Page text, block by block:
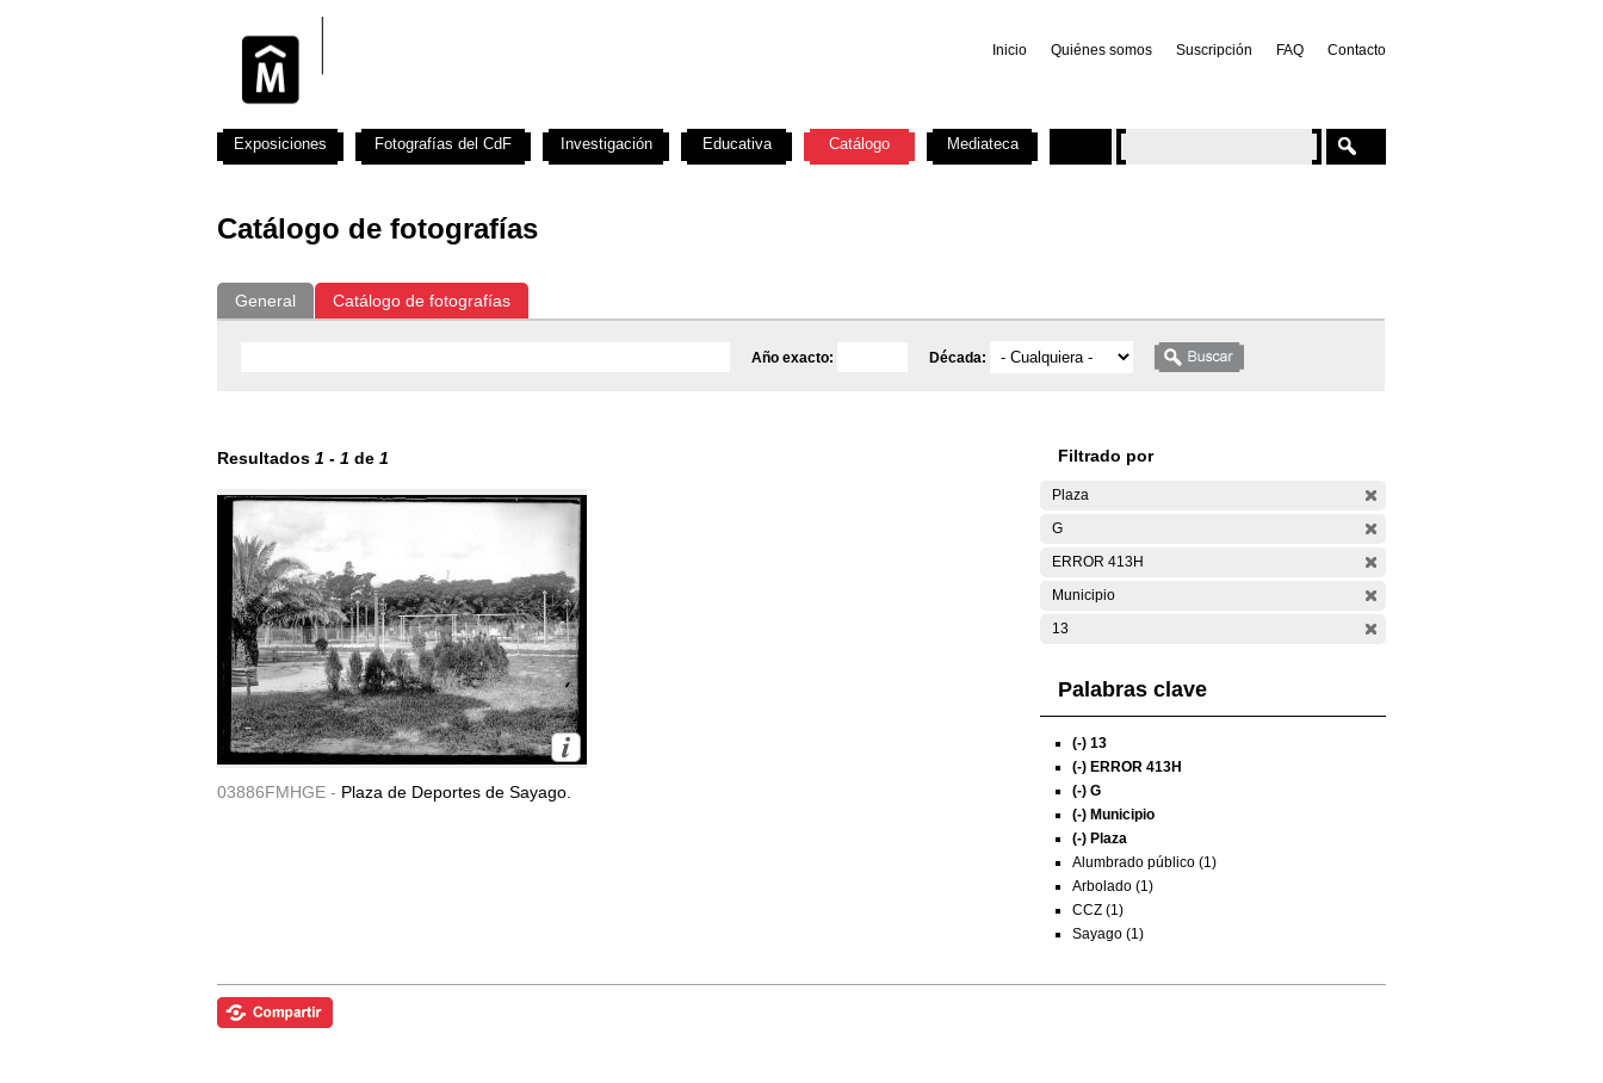
Inicio Quiénes somos Suscripción FAQ Contacto
Catálogo de fotografías
General Catálogo de fotografías
Año exacto: Década:
Resultados 1 - 1 de 1
03886FMHGE - Plaza de Deportes de Sayago.
Filtrado por
Plaza
G
ERROR 413H
Municipio
13
Palabras clave
(-) 13
(-) ERROR 413H
(-) G
(-) Municipio
(-) Plaza
Alumbrado público (1)
Arbolado (1)
CCZ (1)
Sayago (1)
Exposiciones Fotografías del CdF Investigación Educativa Catálogo Mediateca